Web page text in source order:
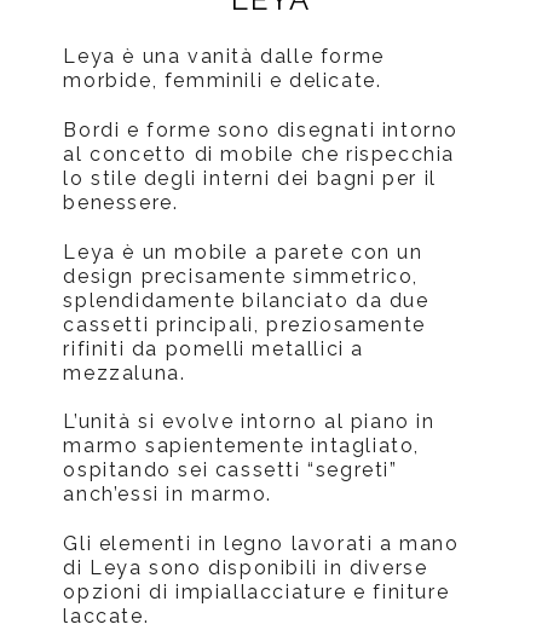
Leya è una vanità dalle forme
morbide, femminili e delicate.
Bordi e forme sono disegnati intorno
al concetto di mobile che rispecchia
lo stile degli interni dei bagni per il
benessere.
Leya è un mobile a parete con un
design precisamente simmetrico,
splendidamente bilanciato da due
cassetti principali, preziosamente
rifiniti da pomelli metallici a
mezzaluna.
L’unità si evolve intorno al piano in
marmo sapientemente intagliato,
ospitando sei cassetti “segreti”
anch’essi in marmo.
Gli elementi in legno lavorati a mano
di Leya sono disponibili in diverse
opzioni di impiallacciature e finiture
laccate.